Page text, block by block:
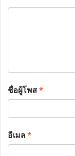
ชื่อผู้โพส*
อีเมล*